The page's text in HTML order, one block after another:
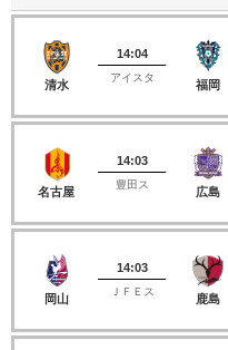
清水
14:04
アイスタ
福岡
名古屋
14:03
豊田ス
広島
岡山
14:03
ＪＦＥス
鹿島